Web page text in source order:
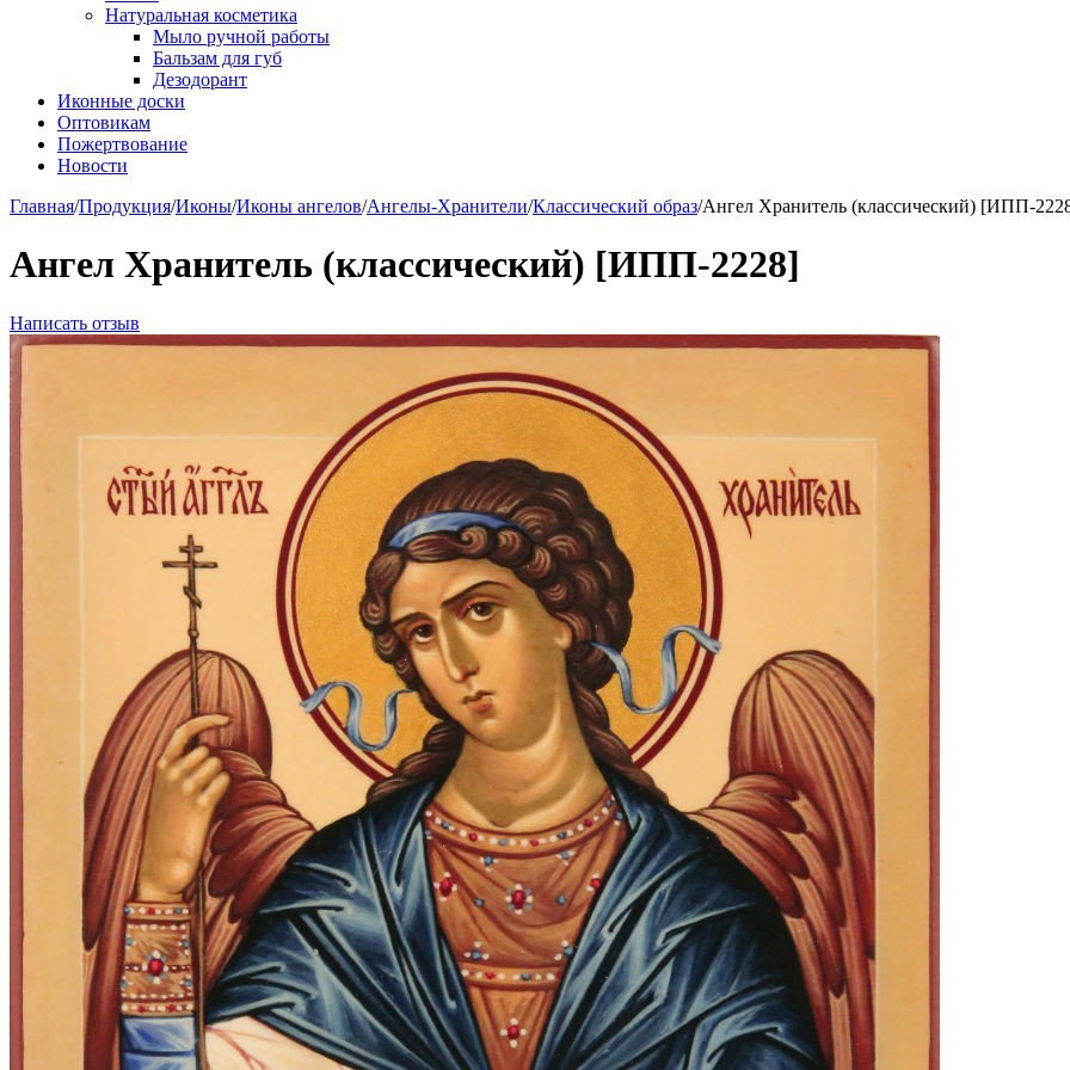
Натуральная косметика
Мыло ручной работы
Бальзам для губ
Дезодорант
Иконные доски
Оптовикам
Пожертвование
Новости
Главная/Продукция/Иконы/Иконы ангелов/Ангелы-Хранители/Классический образ/Ангел Хранитель (классический) [ИПП-
Ангел Хранитель (классический) [ИПП-2228]
Написать отзыв